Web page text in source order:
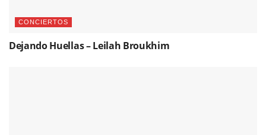
CONCIERTOS
Dejando Huellas – Leilah Broukhim